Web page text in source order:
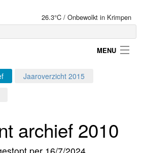
26.3°C / Onbewolkt in Krimpen
MENU
Jaaroverzicht 2015
archief 2010